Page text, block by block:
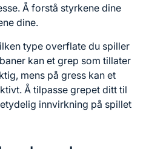
Å forstå styrkene dine
dine.
type overflate du spiller
kan et grep som tillater
mens på gress kan et
Å tilpasse grepet ditt til
innvirkning på spillet